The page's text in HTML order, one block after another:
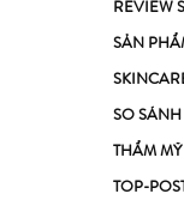
REVIEW
SẢN
SO
THẨM MỸ
TOP-